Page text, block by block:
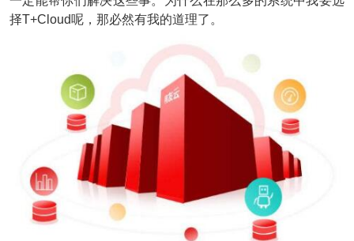
择T+Cloud呢，那必然有我的道理了。